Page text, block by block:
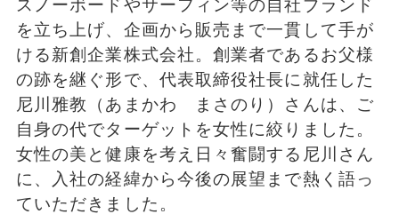
スノーボードやサーフィン等の自社ブランド
を立ち上げ、企画から販売まで一貫して手が
ける新創企業株式会社。創業者であるお父様
の跡を継ぐ形で、代表取締役社長に就任した
尼川雅教（あまかわ まさのり）さんは、ご
自身の代でターゲットを女性に絞りました。
女性の美と健康を考え日々奮闘する尼川さん
に、入社の経緯から今後の展望まで熱く語っ
ていただきました。